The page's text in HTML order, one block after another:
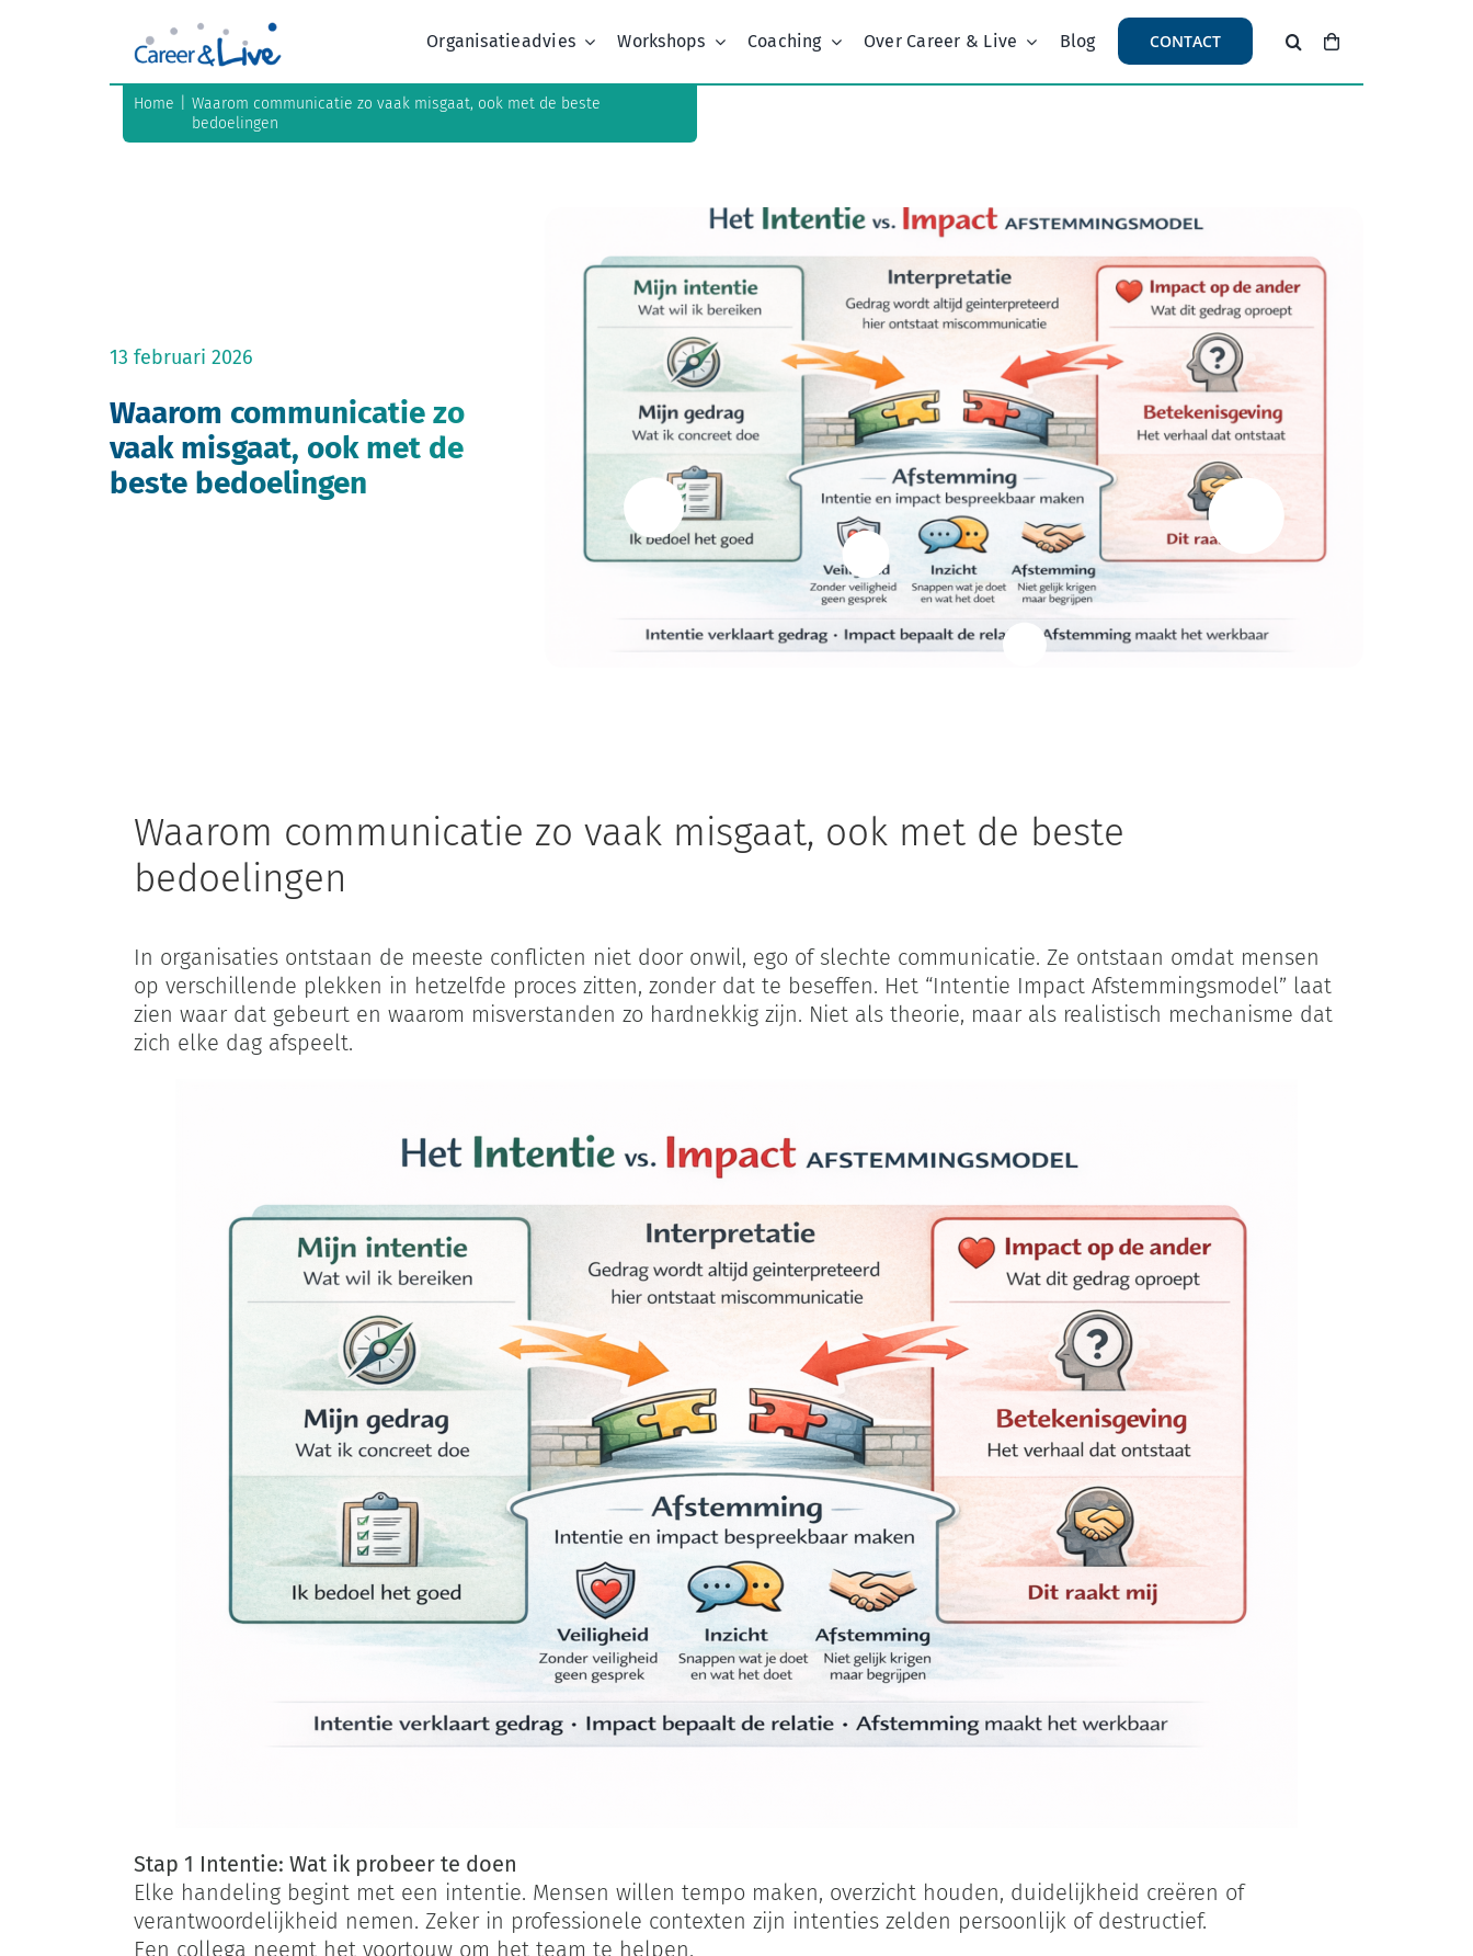
Organisatieadvies Workshops Coaching Over Career & Live Blog CONTACT
Home
Waarom communicatie zo vaak misgaat, ook met de beste
bedoelingen
13 februari 2026
Waarom communicatie zo
vaak misgaat, ook met de
beste bedoelingen
Waarom communicatie zo vaak misgaat, ook met de beste
bedoelingen
In organisaties ontstaan de meeste conflicten niet door onwil, ego of slechte communicatie. Ze ontstaan omdat mensen
op verschillende plekken in hetzelfde proces zitten, zonder dat te beseffen. Het “Intentie Impact Afstemmingsmodel” laat
zien waar dat gebeurt en waarom misverstanden zo hardnekkig zijn. Niet als theorie, maar als realistisch mechanisme dat
zich elke dag afspeelt.
Stap 1 Intentie: Wat ik probeer te doen
Elke handeling begint met een intentie. Mensen willen tempo maken, overzicht houden, duidelijkheid creëren of
verantwoordelijkheid nemen. Zeker in professionele contexten zijn intenties zelden persoonlijk of destructief.
Een collega neemt het voortouw om het team te helpen.